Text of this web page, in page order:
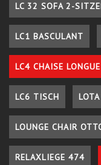
LC 32 SOFA 2-
LC1 BASCULANT
LC4 CHAISE LONGUE
LC6 TISCH
LOUNGE CHAIR
RELAXLIEGE 474